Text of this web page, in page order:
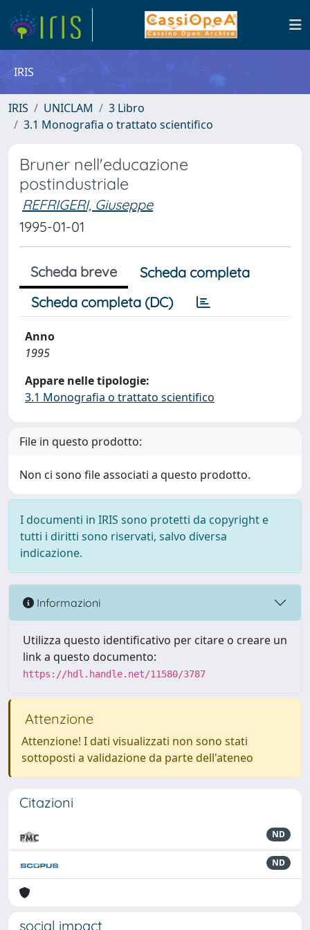
IRIS
IRIS UNICLAM
3 Libro
3.1 Monografia o trattato scientifico
Bruner nell'educazione
postindustriale
REFRIGERI, Giuseppe
1995-01-01
Scheda breve
Scheda completa
Scheda completa (DC)
Anno
1995
Appare nelle tipologie:
3.1 Monografia o trattato scientifico
File in questo prodotto:
Non ci sono file associati a questo prodotto.
I documenti in IRIS sono protetti da copyright e
tutti i diritti sono riservati, salvo diversa
indicazione.
Informazioni
Utilizza questo identificativo per citare o creare un
link a questo documento:
https://hdl.handle.net/11580/3787
Attenzione
Attenzione! I dati visualizzati non sono stati
sottoposti a validazione da parte dell'ateneo
Citazioni
ND
ND
social impact